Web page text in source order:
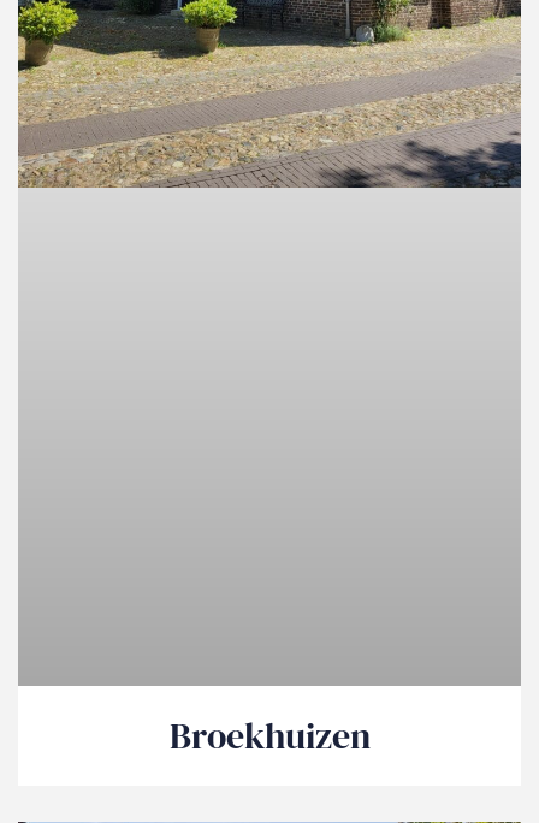
Broekhuizen